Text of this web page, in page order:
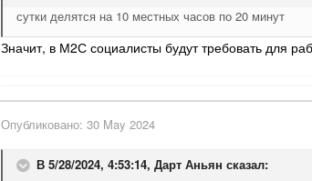
сутки делятся на 10 местных часов по 20 минут
Значит, в М2С социалисты будут требовать для
Опубликовано: 30 May 2024
В 5/28/2024, 4:53:14, Дарт Аньян сказал: